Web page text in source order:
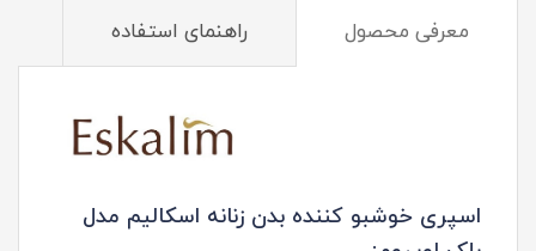
معرفی محصول راهنمای استفاده
اسپری خوشبو کننده بدن زنانه اسکالیم مدل